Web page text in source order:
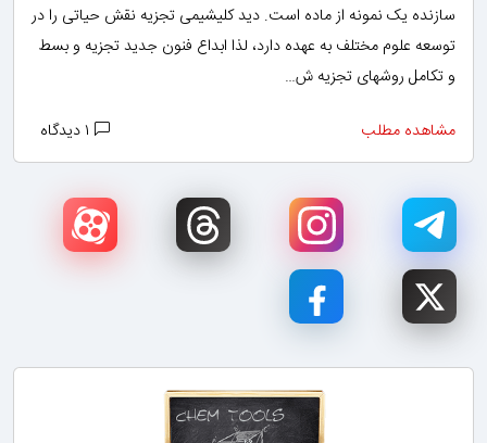
سازنده یک نمونه از ماده است. دید کلیشیمی تجزیه نقش حیاتی را در
توسعه علوم مختلف به عهده دارد، لذا ابداع فنون جدید تجزیه و بسط
و تکامل روشهای تجزیه ش…
مشاهده مطلب